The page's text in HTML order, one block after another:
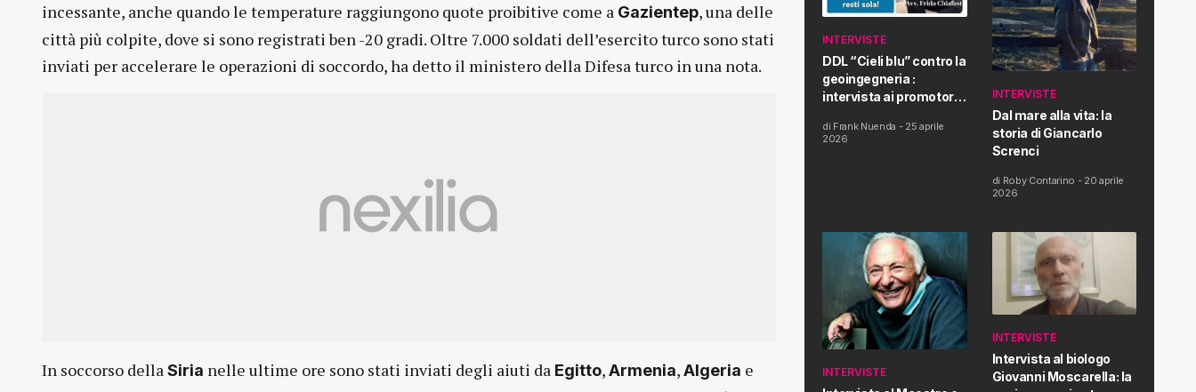
incessante, anche quando le temperature raggiungono quote proibitive come a Gazientep, una delle
città più colpite, dove si sono registrati ben -20 gradi. Oltre 7.000 soldati dell’esercito turco sono stati
inviati per accelerare le operazioni di soccordo, ha detto il ministero della Difesa turco in una nota.
In soccorso dellaSiria nelle ultime ore sono stati inviati degli aiuti da Egitto,Armenia,Algeria e
INTERVISTE
DDL “Cieli blu” contro la
geoingegneria :
intervista ai promotori
Proposta di Legge
di Frank Nuenda - 25 aprile
2026
INTERVISTE
Dal mare alla vita: la
storia di Giancarlo
Screnci
di Roby Contarino - 20 aprile
2026
INTERVISTE
INTERVISTE
Intervista al biologo
Giovanni Moscarella: la